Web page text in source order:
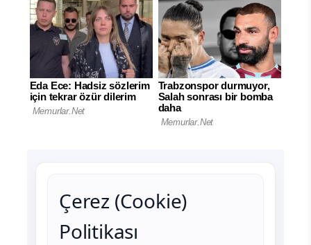
Çerez (Cookie)
Politikası